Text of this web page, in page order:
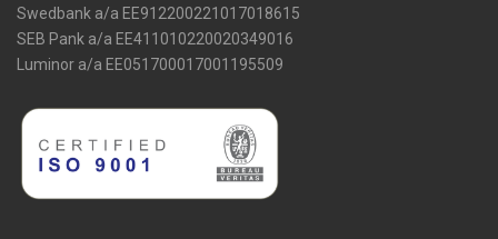
Swedbank a/a EE912200221017018615
SEB Pank a/a EE411010220020349016
Luminor a/a EE051700017001195509